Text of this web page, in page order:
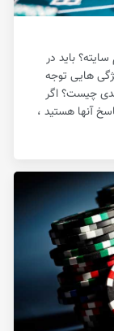
باید در
هایی توجه
چیست؟ اگر
آنها هستید ،